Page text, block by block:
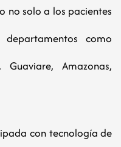
no solo a los pacientes
como
Amazonas,
con tecnología de